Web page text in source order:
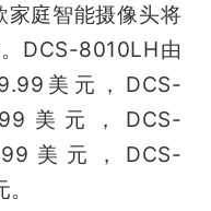
家庭智能摄像头将
DCS-8010LH由
美元，DCS-
美元，DCS-
美元，DCS-